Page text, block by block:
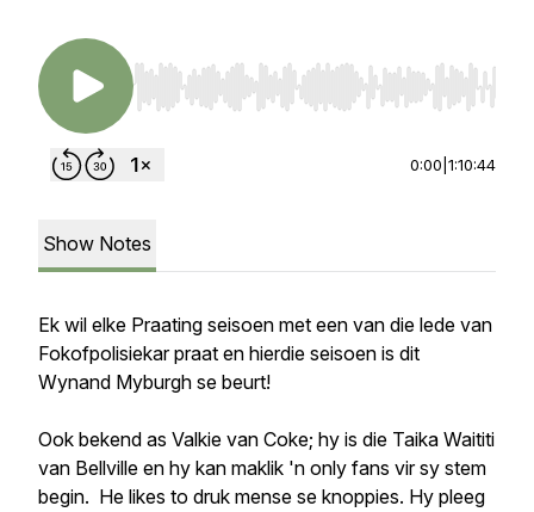
Use Left/Right to seek, Home/End to jump to
0:00 1:10:44
Show Notes
Ek wil elke Praating seisoen met een van die lede van
Fokofpolisiekar praat en hierdie seisoen is dit
Wynand Myburgh se beurt!
Ook bekend as Valkie van Coke; hy is die Taika Waititi
van Bellville en hy kan maklik 'n only fans vir sy stem
begin. He likes to druk mense se knoppies. Hy pleeg